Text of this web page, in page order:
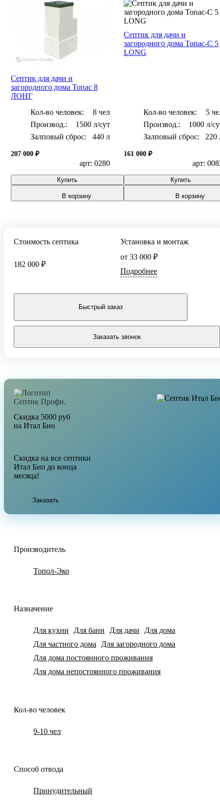
Септик для дачи и
загородного дома Топас 8
ЛОНГ
Кол-во человек:
8 чел
1500 л/сут
Залповый сброс:
440 л
207 000 ₽
арт: 0280
Купить
В корзину
Септик для дачи и
загородного дома Топас-С 5
LONG
Кол-во человек:
5
1000 л/
Залповый сброс:
220
161 000 ₽
арт:
Купить
В корзину
Стоимость септика
182 000 ₽
Быстрый заказ
Заказать звонок
Установка и монтаж
от 33 000 ₽
Подробнее
Скидка 5000 руб
на Итал Био
Скидка на все септики
Итал Био до конца
месяца!
Заказать
Производитель
Топол-Эко
Назначение
Для кухни Для бани Для дачи
Для дома
Для частного дома Для загородного дома
Для дома постоянного проживания
Для дома непостоянного проживания
Кол-во человек
9-10 чел
Способ отвода
Принудительный